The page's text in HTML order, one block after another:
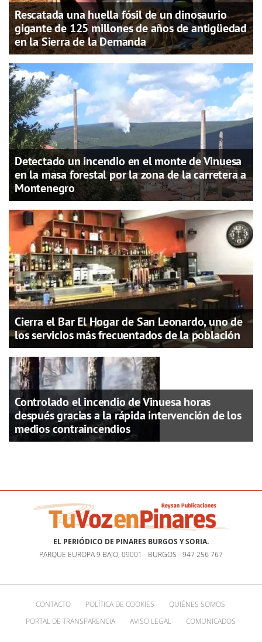
Rescatada una huella fósil de un dinosaurio
gigante de 125 millones de años de antigüedad
en la Sierra de la Demanda
Detectado un incendio en el monte de Vinuesa
en la masa forestal por la zona de la carretera a
Montenegro
Cierra el Bar El Hogar de San Leonardo, uno de
los servicios más frecuentados de la población
Controlado el incendio de Vinuesa horas
después gracias a la rápida intervención de los
medios contraincendios
EL PERIÓDICO DE PINARES BURGOS Y SORIA.
PARQUE EUROPA 9 BAJO, 09001 - BURGOS - 947 256 767
CONTACTO POLÍTICA DE COOKIES
QUIÉNES SOMOS
PORTAL DE TRANSPARENCIA
AVISO LEGAL COMUNICADOS